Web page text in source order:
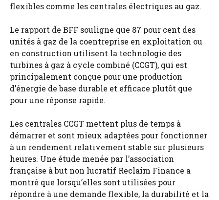
flexibles comme les centrales électriques au gaz.
Le rapport de BFF souligne que 87 pour cent des
unités à gaz de la coentreprise en exploitation ou
en construction utilisent la technologie des
turbines à gaz à cycle combiné (CCGT), qui est
principalement conçue pour une production
d’énergie de base durable et efficace plutôt que
pour une réponse rapide.
Les centrales CCGT mettent plus de temps à
démarrer et sont mieux adaptées pour fonctionner
à un rendement relativement stable sur plusieurs
heures. Une étude menée par l’association
française à but non lucratif Reclaim Finance a
montré que lorsqu’elles sont utilisées pour
répondre à une demande flexible, la durabilité et la